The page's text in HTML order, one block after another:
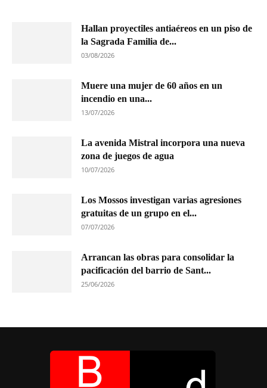
Hallan proyectiles antiaéreos en un piso de
la Sagrada Familia de...
03/08/2026
Muere una mujer de 60 años en un
incendio en una...
13/07/2026
La avenida Mistral incorpora una nueva
zona de juegos de agua
10/07/2026
Los Mossos investigan varias agresiones
gratuitas de un grupo en el...
07/07/2026
Arrancan las obras para consolidar la
pacificación del barrio de Sant...
25/06/2026